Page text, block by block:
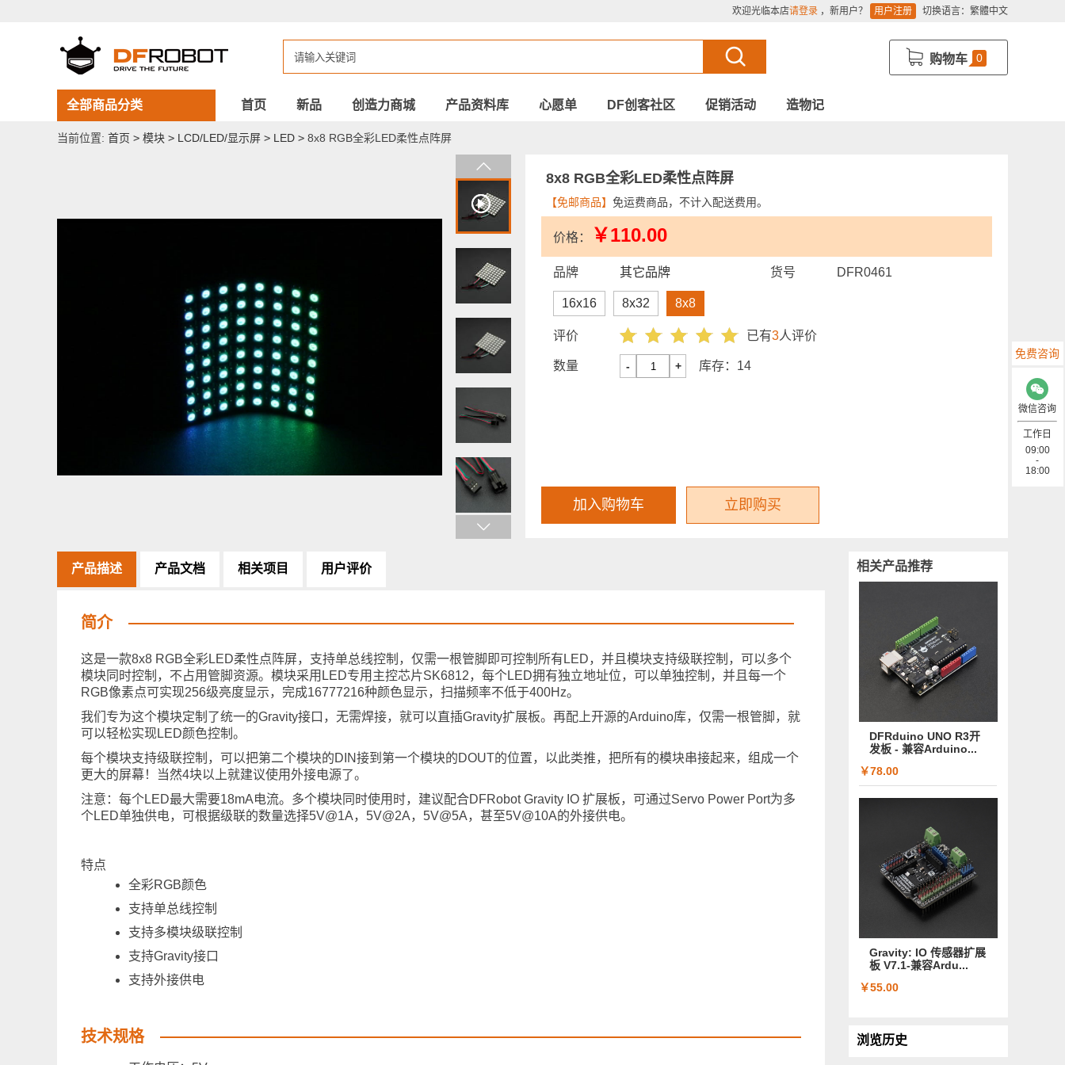
欢迎光临本店请登录 ，新用户？ 用户注册 切换语言： 繁體中文
购物车 0
全部商品分类 首页 新品 创造力商城 产品资料库 心愿单 DF创客社区 促销活动 造物记
当前位置: 首页 > 模块 > LCD/LED/显示屏 > LED > 8x8 RGB全彩LED柔性点阵屏
8x8 RGB全彩LED柔性点阵屏
【免邮商品】 免运费商品，不计入配送费用。
价格： ￥110.00
品牌 其它品牌 货号 DFR0461
16x16 8x32 8x8
评价 已有3人评价
数量 - + 库存： 14
加入购物车 立即购买
产品描述 产品文档 相关项目 用户评价
简介
这是一款8x8 RGB全彩LED柔性点阵屏，支持单总线控制，仅需一根管脚即可控制所有LED，并且模块支持级联控制，可以多个
模块同时控制，不占用管脚资源。模块采用LED专用主控芯片SK6812，每个LED拥有独立地址位，可以单独控制，并且每一个
RGB像素点可实现256级亮度显示，完成16777216种颜色显示，扫描频率不低于400Hz。
我们专为这个模块定制了统一的Gravity接口，无需焊接，就可以直插Gravity扩展板。再配上开源的Arduino库，仅需一根管脚，就
可以轻松实现LED颜色控制。
每个模块支持级联控制，可以把第二个模块的DIN接到第一个模块的DOUT的位置，以此类推，把所有的模块串接起来，组成一个
更大的屏幕！当然4块以上就建议使用外接电源了。
注意：每个LED最大需要18mA电流。多个模块同时使用时，建议配合DFRobot Gravity IO 扩展板，可通过Servo Power Port为多
个LED单独供电，可根据级联的数量选择5V@1A，5V@2A，5V@5A，甚至5V@10A的外接供电。
特点
全彩RGB颜色
支持单总线控制
支持多模块级联控制
支持Gravity接口
支持外接供电
技术规格
相关产品推荐
DFRduino UNO R3开
发板 - 兼容Arduino...
￥78.00
Gravity: IO 传感器扩展
板 V7.1-兼容Ardu...
￥55.00
浏览历史
免费咨询
微信咨询
工作日
09:00
-
18:00